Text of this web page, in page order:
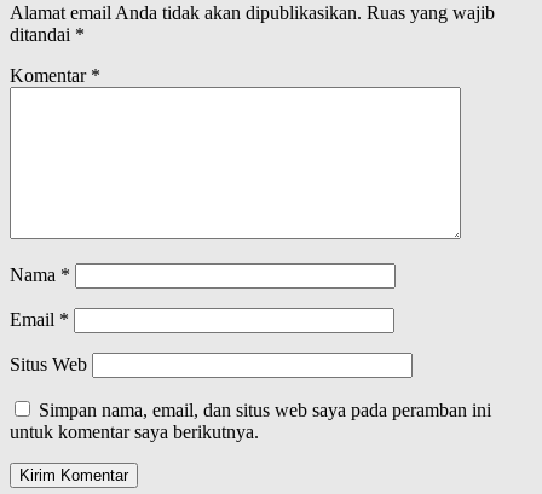
Alamat email Anda tidak akan dipublikasikan. Ruas yang wajib
ditandai *
Komentar *
Nama *
Email *
Situs Web
Simpan nama, email, dan situs web saya pada peramban ini
untuk komentar saya berikutnya.